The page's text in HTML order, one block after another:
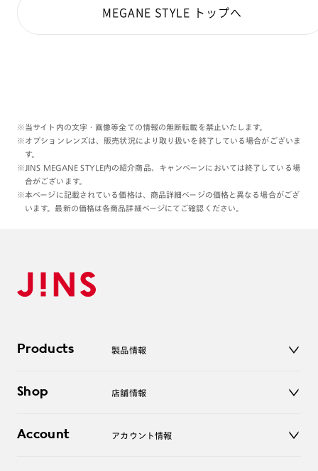
MEGANE STYLE トップへ
※当サイト内の文字・画像等全ての情報の無断転載を禁止いたします。
※オプションレンズは、販売状況により取り扱いを終了している場合がございま
す。
※JINS MEGANE STYLE内の紹介商品、キャンペーンにおいては終了している場
合がございます。
※本ページに記載されている価格は、商品詳細ページの価格と異なる場合がござ
います。最新の価格は各商品詳細ページにてご確認ください。
Products 製品情報
サングラス
コンタクトレンズ
Shop 店舗情報
オンラインショップ
Account アカウント情報